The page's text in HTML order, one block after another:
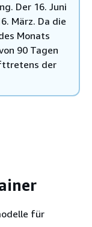
Der 16. Juni
März. Da die
Monats
90 Tagen
der
für